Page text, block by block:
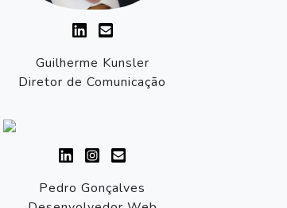
Guilherme Kunsler
Diretor de Comunicação
Pedro Gonçalves